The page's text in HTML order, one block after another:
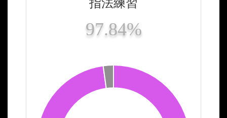
指法練習
97.84%